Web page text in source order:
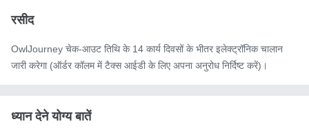
रसीद
OwlJourney चेक-आउट तिथि के 14 कार्य दिवसों के भीतर इलेक्ट्रॉनिक चालान
जारी करेगा (ऑर्डर कॉलम में टैक्स आईडी के लिए अपना अनुरोध निर्दिष्ट करें)।
ध्यान देने योग्य बातें